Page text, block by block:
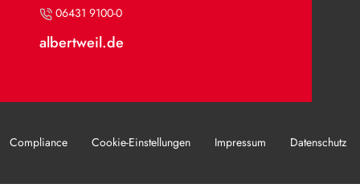
06431 9100-0
albertweil.de
Compliance Cookie-Einstellungen Impressum Datenschutz